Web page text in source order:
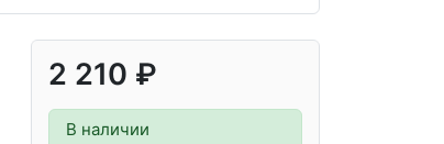
2 210 ₽
В наличии